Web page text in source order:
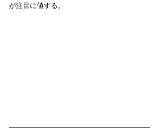
が注目に値する。